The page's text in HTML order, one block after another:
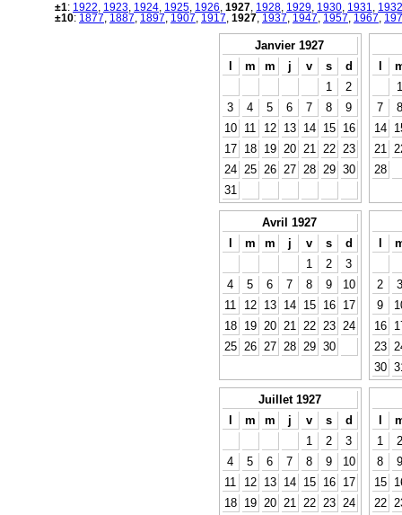
±1: 1922 1923 1924 1925 1926 1927 1928 1929 1930 1931
1932
±10: 1877 1887 1897 1907 1917 1927 1937 1947 1957 1967
Janvier 1927
l
m m j v s
d
1
2
3
4 5 6 7 8
9
10
11 12 13 14 15
16
17
18 19 20 21 22
23
24
25 26 27 28 29 30
31
l
1
7
8
14
21
28
Avril 1927
l
m m j v s
d
1
2
3
4
5 6 7 8 9
10
11
12 13 14 15 16
17
18
19 20 21 22 23
24
25
26 27 28 29 30
l
2
3
9
16
23
30
Juillet 1927
l
m m j v s
d
1
2
3
4
5 6 7 8 9
10
11
12 13 14 15 16
17
18
19 20 21 22 23
24
l
1
2
8
9
15
22